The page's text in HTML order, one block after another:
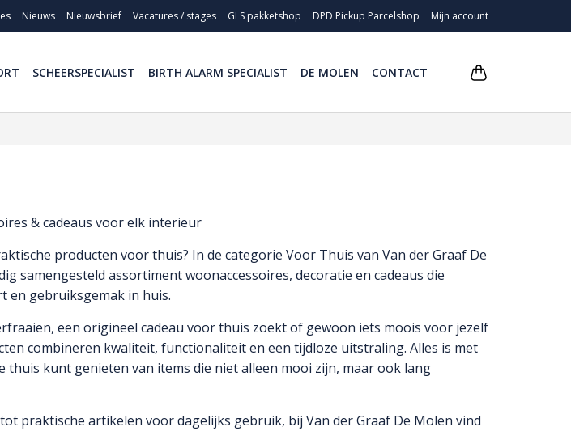
Nieuws Nieuwsbrief Vacatures / stages GLS pakketshop DPD Pickup Parcelshop Mijn account
SCHEERSPECIALIST BIRTH ALARM SPECIALIST DE MOLEN CONTACT
& cadeaus voor elk interieur
producten voor thuis? In de categorie Voor Thuis van Van der Graaf De
samengesteld assortiment woonaccessoires, decoratie en cadeaus die
en gebruiksgemak in huis.
een origineel cadeau voor thuis zoekt of gewoon iets moois voor jezelf
combineren kwaliteit, functionaliteit en een tijdloze uitstraling. Alles is met
thuis kunt genieten van items die niet alleen mooi zijn, maar ook lang
praktische artikelen voor dagelijks gebruik, bij Van der Graaf De Molen vind